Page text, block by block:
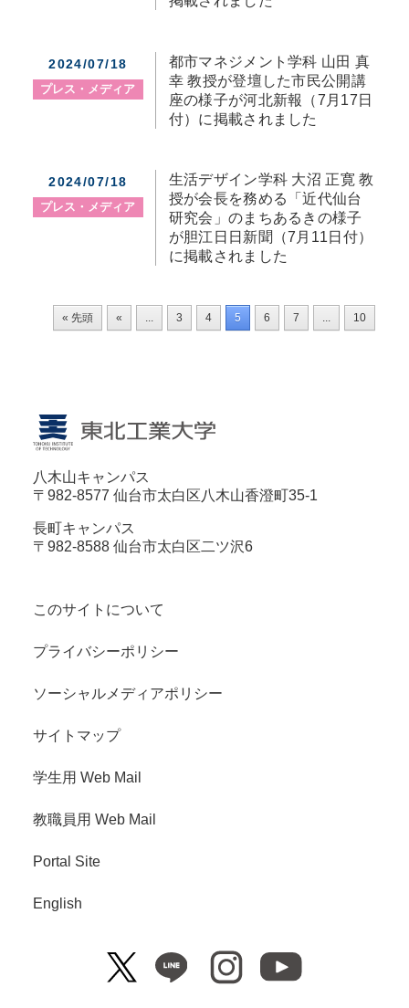
2024/07/18
プレス・メディア
都市マネジメント学科 山田 真
幸 教授が登壇した市民公開講
座の様子が河北新報（7月17日
付）に掲載されました
2024/07/18
プレス・メディア
生活デザイン学科 大沼 正寛 教
授が会長を務める「近代仙台
研究会」のまちあるきの様子
が胆江日日新聞（7月11日付）
に掲載されました
« 先頭 « ... 3 4 5 6 7 ... 10
八木山キャンパス
〒982-8577 仙台市太白区八木山香澄町35-1
長町キャンパス
〒982-8588 仙台市太白区二ツ沢6
このサイトについて
プライバシーポリシー
ソーシャルメディアポリシー
サイトマップ
学生用 Web Mail
教職員用 Web Mail
Portal Site
English